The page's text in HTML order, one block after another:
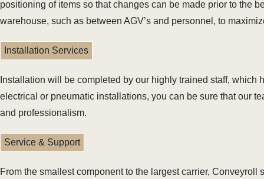
positioning of items so that changes can be made prior to the
warehouse, such as between AGV’s and personnel, to
Installation Services
Installation will be completed by our highly trained staff,
electrical or pneumatic installations, you can be sure that our
and professionalism.
Service & Support
From the smallest component to the largest carrier,